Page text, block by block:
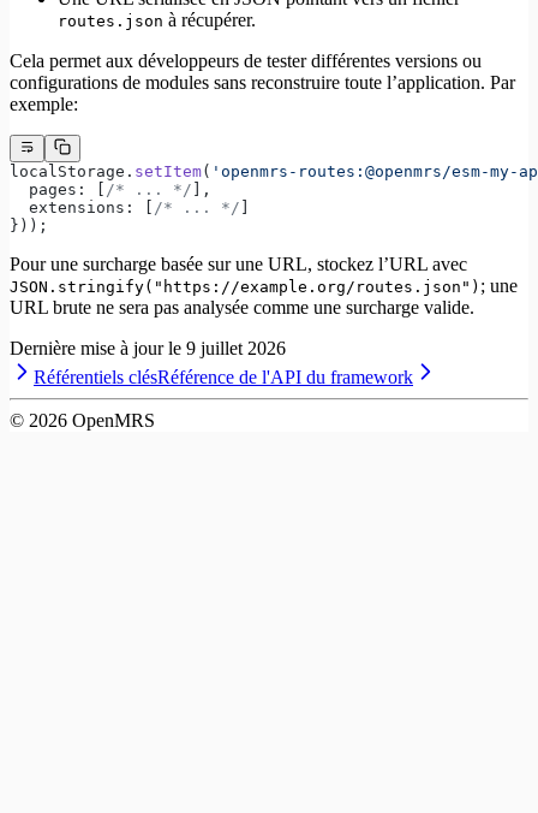
routes.json à récupérer.
Cela permet aux développeurs de tester différentes versions ou
configurations de modules sans reconstruire toute l’application. Par
exemple:
localStorage. setItem( 'openmrs-routes:@openmrs/esm-my-
  pages: [
/* ... */ ],
  extensions: [
/* ... */ ]
}));
Pour une surcharge basée sur une URL, stockez l’URL avec
JSON.stringify("https://example.org/routes.json") ; une
URL brute ne sera pas analysée comme une surcharge valide.
Dernière mise à jour le 9 juillet 2026
Référentiels clésRéférence de l'API du framework
© 2026 OpenMRS